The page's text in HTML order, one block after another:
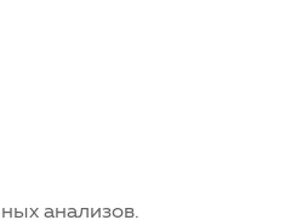
анализов.